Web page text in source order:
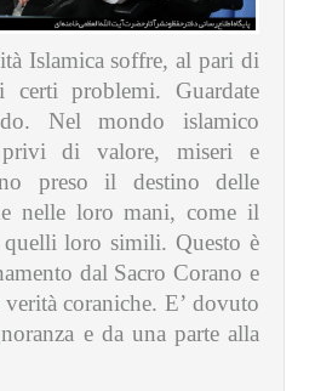
Islamica soffre, al pari di
certi problemi. Guardate
Nel mondo islamico
di valore, miseri e
preso il destino delle
nelle loro mani, come il
quelli loro simili. Questo è
dal Sacro Corano e
coraniche. E’ dovuto
e da una parte alla